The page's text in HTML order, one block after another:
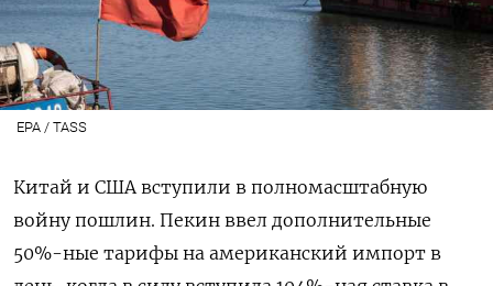
EPA / TASS
Китай и США вступили в полномасштабную
войну пошлин. Пекин ввел дополнительные
50%-ные тарифы на американский импорт в